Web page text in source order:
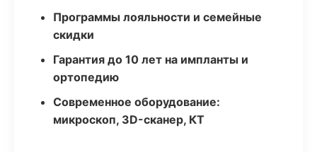
Программы лояльности и семейные
скидки
Гарантия до 10 лет на импланты и
ортопедию
Современное оборудование:
микроскоп, 3D-сканер, КТ